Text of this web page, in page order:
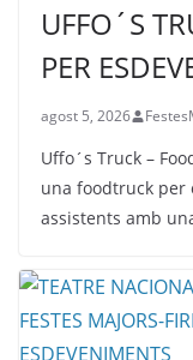
UFFO´S
PER
agost 5, 2026
Uffo´s Truck –
una foodtruck per
assistents amb